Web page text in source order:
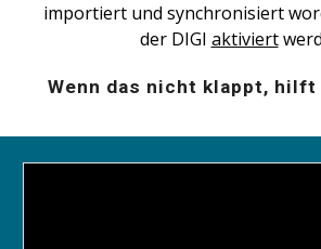
importiert und synchronisiert
der DIGI aktiviert
Wenn das nicht klappt, hilft